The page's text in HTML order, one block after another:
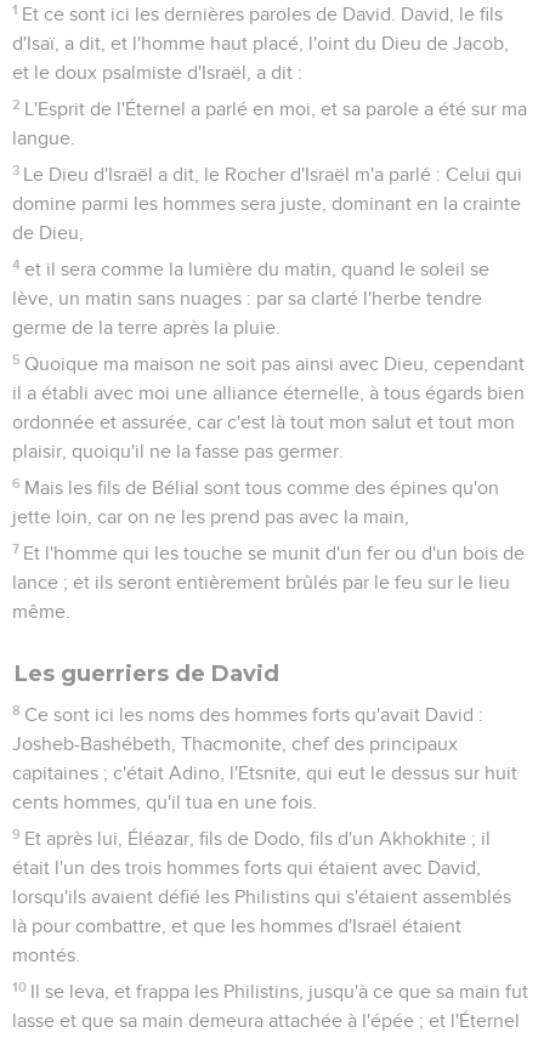
1 Et ce sont ici les dernières paroles de David. David, le fils
d'Isaï, a dit, et l'homme haut placé, l'oint du Dieu de Jacob,
et le doux psalmiste d'Israël, a dit :
2 L'Esprit de l'Éternel a parlé en moi, et sa parole a été sur ma
langue.
3 Le Dieu d'Israël a dit, le Rocher d'Israël m'a parlé : Celui qui
domine parmi les hommes sera juste, dominant en la crainte
de Dieu,
4 et il sera comme la lumière du matin, quand le soleil se
lève, un matin sans nuages : par sa clarté l'herbe tendre
germe de la terre après la pluie.
5 Quoique ma maison ne soit pas ainsi avec Dieu, cependant
il a établi avec moi une alliance éternelle, à tous égards bien
ordonnée et assurée, car c'est là tout mon salut et tout mon
plaisir, quoiqu'il ne la fasse pas germer.
6 Mais les fils de Bélial sont tous comme des épines qu'on
jette loin, car on ne les prend pas avec la main,
7 Et l'homme qui les touche se munit d'un fer ou d'un bois de
lance ; et ils seront entièrement brûlés par le feu sur le lieu
même.
Les guerriers de David
8 Ce sont ici les noms des hommes forts qu'avait David :
Josheb-Bashébeth, Thacmonite, chef des principaux
capitaines ; c'était Adino, l'Etsnite, qui eut le dessus sur huit
cents hommes, qu'il tua en une fois.
9 Et après lui, Éléazar, fils de Dodo, fils d'un Akhokhite ; il
était l'un des trois hommes forts qui étaient avec David,
lorsqu'ils avaient défié les Philistins qui s'étaient assemblés
là pour combattre, et que les hommes d'Israël étaient
montés.
10 Il se leva, et frappa les Philistins, jusqu'à ce que sa main fut
lasse et que sa main demeura attachée à l'épée ; et l'Éternel